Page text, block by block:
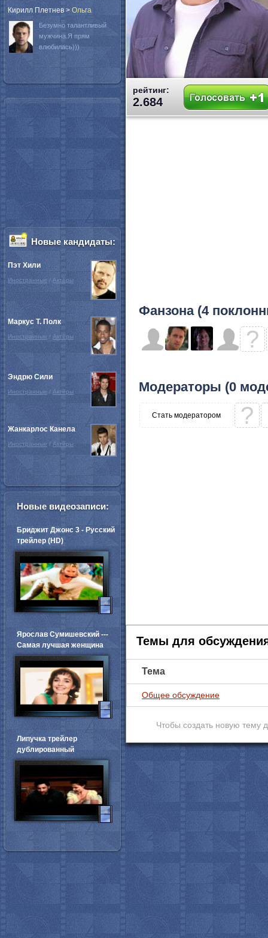
рейтинг:
2.684
Фанзона (4
?
Модераторы (0
Стать модератором ?
Темы для
Тема
Общее обсуждение
Чтобы создать новую тему
Кирилл Плетнев > Oльга
Безумно талантливый
мужчина.Я прям
влюбилась)))
Новые кандидаты:
Пэт Хили
Иностранные / Актёры
Маркус Т. Полк
Иностранные / Актёры
Эндрю Сили
Иностранные / Актёры
Жанкарлос Канела
Иностранные / Актёры
Новые видеозаписи:
Бриджит Джонс 3 - Русский
трейлер (HD)
Ярослав Сумишевский ---
Самая лучшая женщина
Липучка трейлер
дублированный